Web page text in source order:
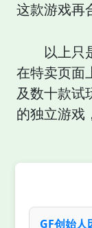
这款游戏再
以上只
在特卖页面
及数十款试
的独立游戏
GF创始